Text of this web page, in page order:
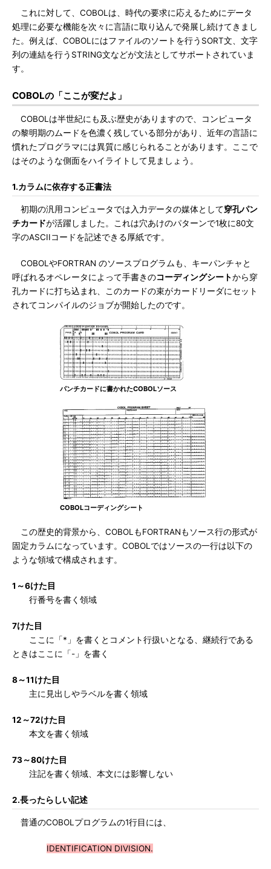
これに対して、COBOLは、時代の要求に応えるためにデータ
処理に必要な機能を次々に言語に取り込んで発展し続けてきまし
た。例えば、COBOLにはファイルのソートを行うSORT文、文字
列の連結を行うSTRING文などが文法としてサポートされていま
す。
COBOLの「ここが変だよ」
COBOLは半世紀にも及ぶ歴史がありますので、コンピュータ
の黎明期のムードを色濃く残している部分があり、近年の言語に
慣れたプログラマには異質に感じられることがあります。ここで
はそのような側面をハイライトして見ましょう。
1.カラムに依存する正書法
初期の汎用コンピュータでは入力データの媒体として穿孔パン
チカードが活躍しました。これは穴あけのパターンで1枚に80文
字のASCIIコードを記述できる厚紙です。
COBOLやFORTRAN のソースプログラムも、キーパンチャと
呼ばれるオペレータによって手書きのコーディングシートから穿
孔カードに打ち込まれ、このカードの束がカードリーダにセット
されてコンパイルのジョブが開始したのです。
パンチカードに書かれたCOBOLソース
COBOLコーディングシート
この歴史的背景から、COBOLもFORTRANもソース行の形式が
固定カラムになっています。COBOLではソースの一行は以下の
ような領域で構成されます。
1～6けた目
行番号を書く領域
7けた目
ここに「*」を書くとコメント行扱いとなる、継続行である
ときはここに「-」を書く
8～11けた目
主に見出しやラベルを書く領域
12～72けた目
本文を書く領域
73～80けた目
注記を書く領域、本文には影響しない
2.長ったらしい記述
普通のCOBOLプログラムの1行目には、
IDENTIFICATION DIVISION.